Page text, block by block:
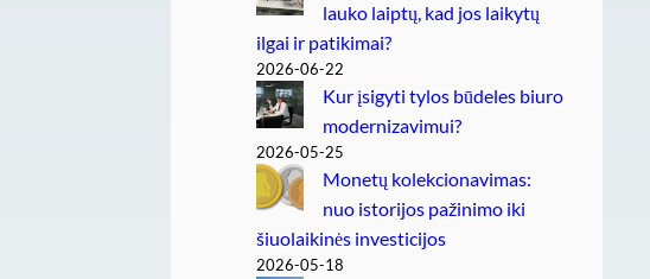
lauko laiptų, kad jos laikytų
ilgai ir patikimai?
2026-06-22
Kur įsigyti tylos būdeles biuro
modernizavimui?
2026-05-25
Monetų kolekcionavimas:
nuo istorijos pažinimo iki
šiuolaikinės investicijos
2026-05-18